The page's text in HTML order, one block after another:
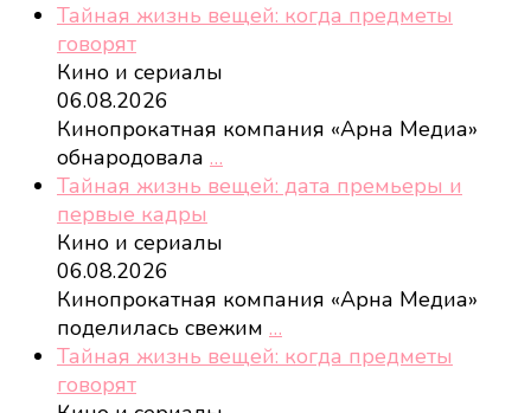
Тайная жизнь вещей: когда предметы
говорят
Кино и сериалы
06.08.2026
Кинопрокатная компания «Арна Медиа»
обнародовала …
Тайная жизнь вещей: дата премьеры и
первые кадры
Кино и сериалы
06.08.2026
Кинопрокатная компания «Арна Медиа»
поделилась свежим …
Тайная жизнь вещей: когда предметы
говорят